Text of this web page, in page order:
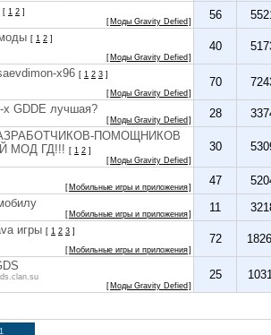
[ 1 2 ]
[ Моды Gravity Defied ] 56
[ 1 2 ]
[ Моды Gravity Defied ]
40
x96 [ 1 2 3 ]
[ Моды Gravity Defied ]
70
х GDDE лучшая?
[ Моды Gravity Defied ] 28
ПОМОЩНИКОВ
МОД ГД!!! [ 1 2 ]
[ Моды Gravity Defied ]
30
[ Мобильные игры и приложения] 47
[ Мобильные игры и приложения] 11
игры [ 1 2 3 ]
[ Мобильные игры и приложения]
72
[ Моды Gravity Defied ]
25
1